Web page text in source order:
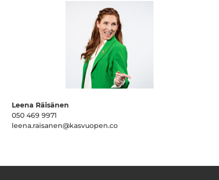
Leena Räisänen
050 469 9971
leena.raisanen@kasvuopen.co